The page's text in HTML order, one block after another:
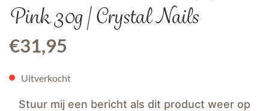
Pink 30g | Crystal Nails
€31,95
Uitverkocht
Stuur mij een bericht als dit product weer op